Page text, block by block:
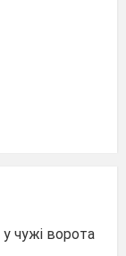
чужі ворота